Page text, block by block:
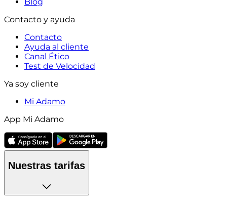
Contacto y ayuda
Contacto
Ayuda al cliente
Canal Ético
Test de Velocidad
Ya soy cliente
Mi Adamo
App Mi Adamo
Nuestras tarifas